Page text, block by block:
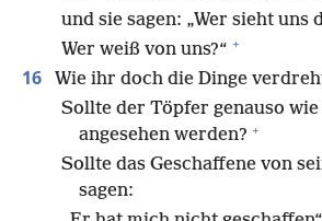
und sie sagen: „Wer sieht uns
Wer weiß von uns?“ +
16
Wie ihr doch die Dinge
Sollte der Töpfer genauso
angesehen werden? +
Sollte das Geschaffene von
sagen: